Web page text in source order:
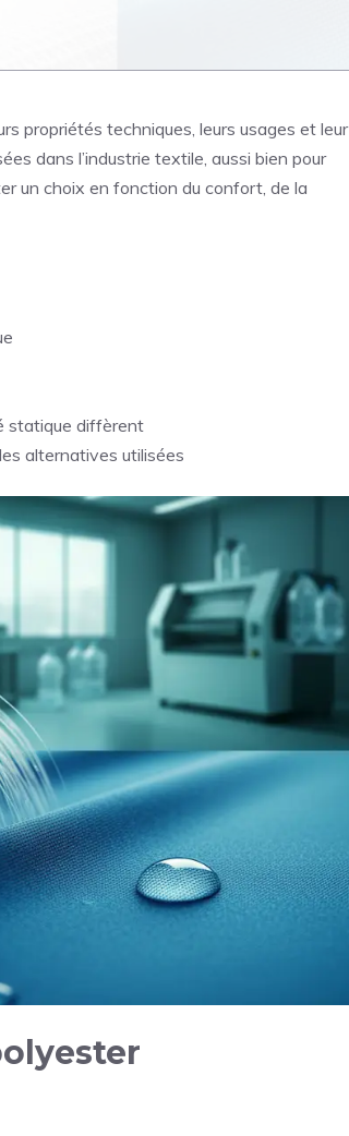
propriétés techniques, leurs usages et leur
dans l’industrie textile, aussi bien pour
un choix en fonction du confort, de la
statique diffèrent
alternatives utilisées